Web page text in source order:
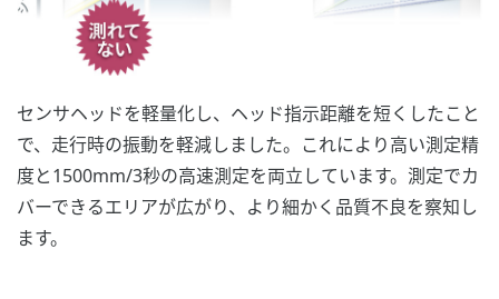
センサヘッドを軽量化し、ヘッド指示距離を短くしたこと
で、走行時の振動を軽減しました。これにより高い測定精
度と1500mm/3秒の高速測定を両立しています。測定でカ
バーできるエリアが広がり、より細かく品質不良を察知し
ます。